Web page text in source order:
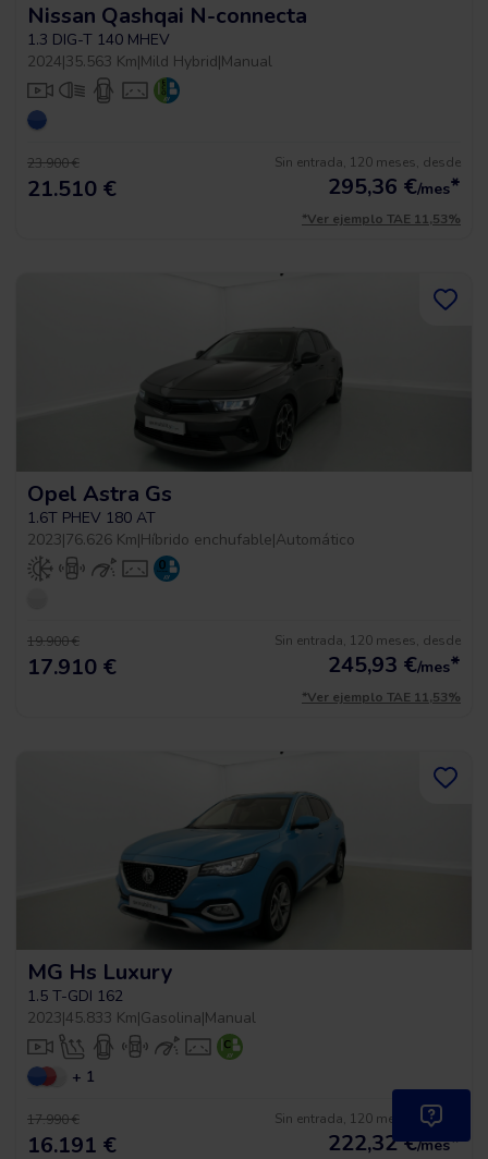
Nissan Qashqai N-connecta
1.3 DIG-T 140 MHEV
2024|35.563 Km|Mild Hybrid|Manual
23.900 €
21.510 €
Sin entrada, 120 meses, desde
295,36 €/mes*
*Ver ejemplo TAE 11,53%
Opel Astra Gs
1.6T PHEV 180 AT
2023|76.626 Km|Híbrido enchufable|Automático
19.900 €
17.910 €
Sin entrada, 120 meses, desde
245,93 €/mes*
*Ver ejemplo TAE 11,53%
MG Hs Luxury
1.5 T-GDI 162
2023|45.833 Km|Gasolina|Manual
+ 1
17.990 €
16.191 €
Sin entrada, 120 meses, desde
222,32€/mes*